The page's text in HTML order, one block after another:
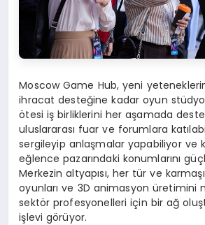
Moscow Game Hub, yeni
ihracat desteğine kadar oyun
ötesi iş birliklerini her aşamada
uluslararası fuar ve forumlara
sergileyip anlaşmalar yapabiliyor ve
eğlence pazarındaki konumlarını
Merkezin altyapısı, her tür ve
oyunları ve 3D animasyon üretimini
sektör profesyonelleri için bir ağ
işlevi görüyor.